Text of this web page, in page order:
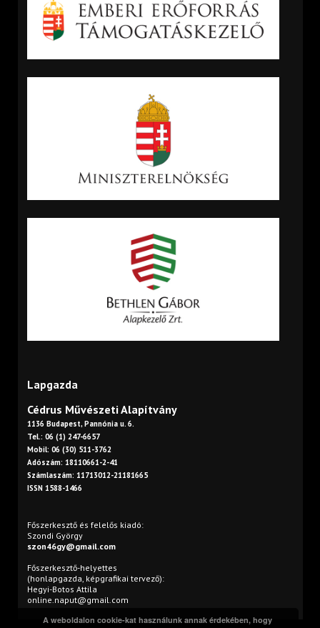
Lapgazda
Cédrus Művészeti Alapítvány
1136 Budapest, Pannónia u. 6.
Tel.: 06 (1) 247-6657
Mobil: 06 (30) 511-3762
Adószám: 18110661-2-41
Számlaszám: 11713012-21181665
ISSN 1588-1466
Főszerkesztő és felelős kiadó:
Szondi György
szon46gy@gmail.com
Főszerkesztő-helyettes
(honlapgazda, képgrafikai tervező):
Hegyi-Botos Attila
online.naput@gmail.com
A weboldalon cookie-kat használunk annak érdekében, hogy